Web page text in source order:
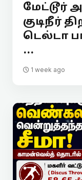
மேட்டூர்
குடிநீர்
டெல்டா
...
1 week ago